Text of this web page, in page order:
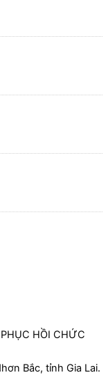
HỒI CHỨC
Bắc, tỉnh Gia Lai.